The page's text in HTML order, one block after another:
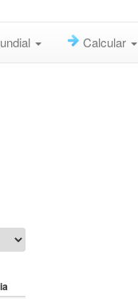
Calcular